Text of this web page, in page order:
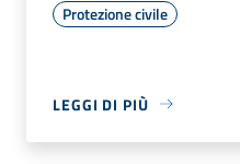
Protezione civile
LEGGI DI PIÙ